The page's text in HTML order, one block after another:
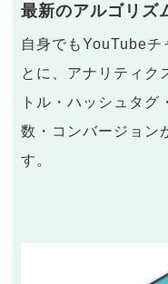
最新のアルゴリズ
自身でもYouTubeチ
とに、アナリティク
トル・ハッシュタグ
数・コンバージョン
す。